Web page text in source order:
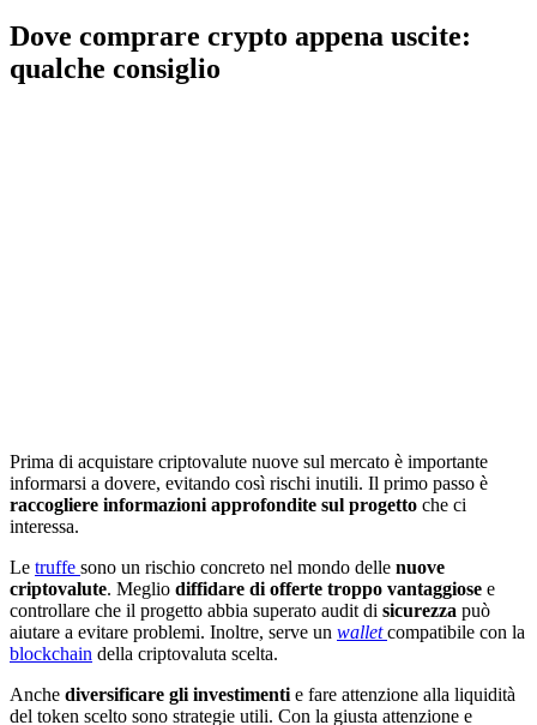
Dove comprare crypto appena uscite:
qualche consiglio
Prima di acquistare criptovalute nuove sul mercato è importante
informarsi a dovere, evitando così rischi inutili. Il primo passo è
raccogliere informazioni approfondite sul progetto che ci
interessa.
Le truffe sono un rischio concreto nel mondo delle nuove
criptovalute. Meglio diffidare di offerte troppo vantaggiose e
controllare che il progetto abbia superato audit di sicurezza può
aiutare a evitare problemi. Inoltre, serve un walletcompatibile con la
blockchain della criptovaluta scelta.
Anche diversificare gli investimenti e fare attenzione alla liquidità
del token scelto sono strategie utili. Con la giusta attenzione e